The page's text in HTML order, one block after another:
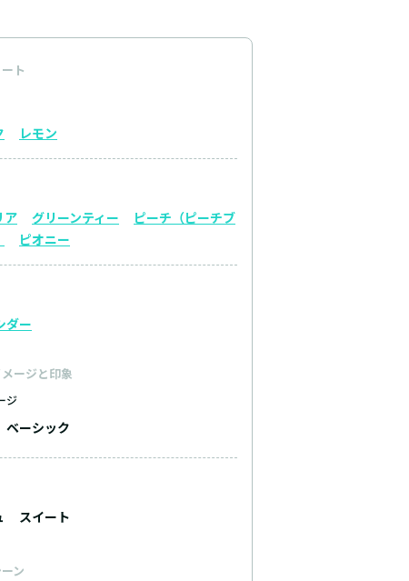
ト
レモン
ア グリーンティー
ピーチ（ピーチブ
ピオニー
ダー
ージと印象
ジ
ベーシック
スイート
ン